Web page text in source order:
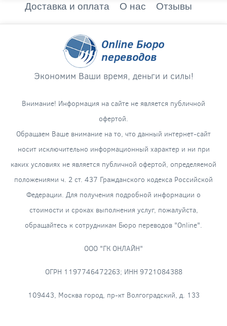
Доставка и оплата О нас Отзывы
Экономим Ваши время, деньги и силы!
Внимание! Информация на сайте не является публичной
офертой.
Обращаем Ваше внимание на то, что данный интернет-сайт
носит исключительно информационный характер и ни при
каких условиях не является публичной офертой, определяемой
положениями ч. 2 ст. 437 Гражданского кодекса Российской
Федерации. Для получения подробной информации о
стоимости и сроках выполнения услуг, пожалуйста,
обращайтесь к сотрудникам Бюро переводов "Online".
ООО "ГК ОНЛАЙН"
ОГРН 1197746472263; ИНН 9721084388
109443, Москва город, пр-кт Волгоградский, д. 133